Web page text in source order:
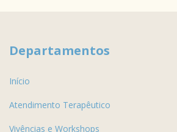
Departamentos
Início
Atendimento Terapêutico
Vivências e Workshops